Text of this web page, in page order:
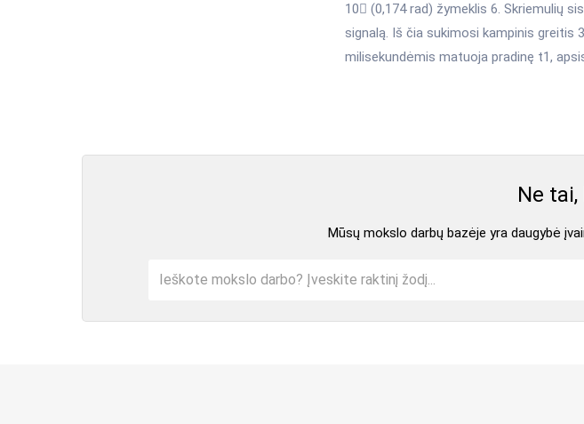
10 (0,174 rad) žymeklis 6. Skriemulių
signalą. Iš čia sukimosi kampinis
milisekundėmis matuoja pradinę t1,
Ne
Mūsų mokslo darbų bazėje yra daugybė